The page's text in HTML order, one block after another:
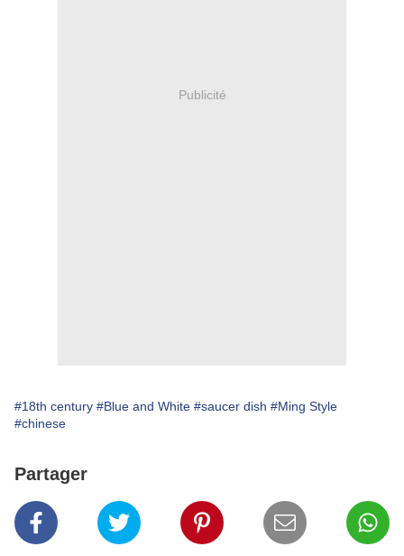
Publicité
#18th century #Blue and White #saucer dish #Ming Style
#chinese
Partager